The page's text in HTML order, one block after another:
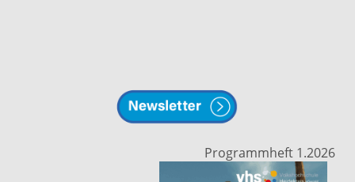
Programmheft 1.2026